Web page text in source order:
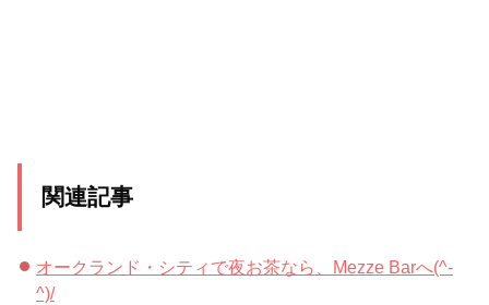
関連記事
オークランド・シティで夜お茶なら、Mezze Barへ(^-
^)/